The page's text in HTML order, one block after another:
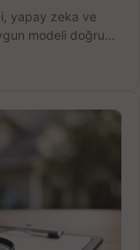
yapay zeka ve
modeli doğru